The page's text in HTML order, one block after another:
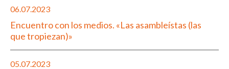
06.07.2023
Encuentro con los medios. «Las asambleístas (las
que tropiezan)»
05.07.2023